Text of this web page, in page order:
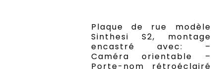
Plaque de rue modèle
Sinthesi S2, montage
encastré avec: –
Caméra orientable –
Porte-nom rétroéclairé